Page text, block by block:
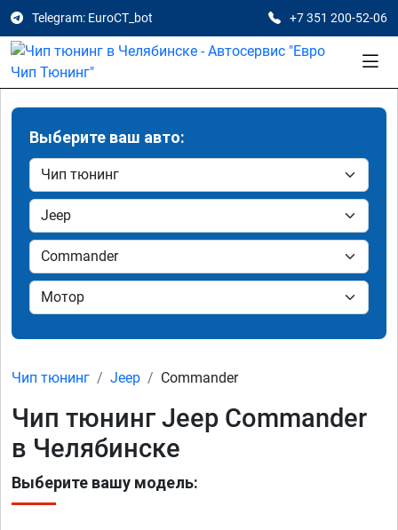
Telegram: EuroCT_bot +7 351 200-52-06
Выберите ваш авто:
Чип тюнинг Jeep Commander
Чип тюнинг Jeep Commander
в Челябинске
Выберите вашу модель: